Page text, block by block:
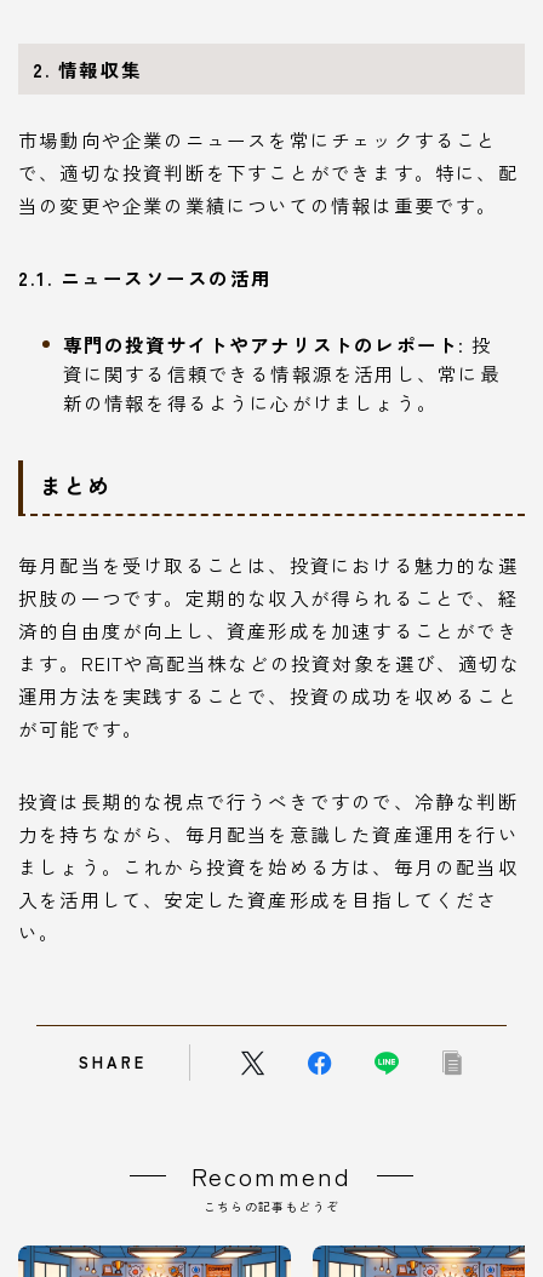
2. 情報収集
市場動向や企業のニュースを常にチェックすること
で、適切な投資判断を下すことができます。特に、配
当の変更や企業の業績についての情報は重要です。
2.1. ニュースソースの活用
専門の投資サイトやアナリストのレポート : 投
資に関する信頼できる情報源を活用し、常に最
新の情報を得るように心がけましょう。
まとめ
毎月配当を受け取ることは、投資における魅力的な選
択肢の一つです。定期的な収入が得られることで、経
済的自由度が向上し、資産形成を加速することができ
ます。REITや高配当株などの投資対象を選び、適切な
運用方法を実践することで、投資の成功を収めること
が可能です。
投資は長期的な視点で行うべきですので、冷静な判断
力を持ちながら、毎月配当を意識した資産運用を行い
ましょう。これから投資を始める方は、毎月の配当収
入を活用して、安定した資産形成を目指してくださ
い。
SHARE
Recommend
こちらの記事もどうぞ